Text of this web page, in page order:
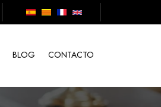
BLOG CONTACTO